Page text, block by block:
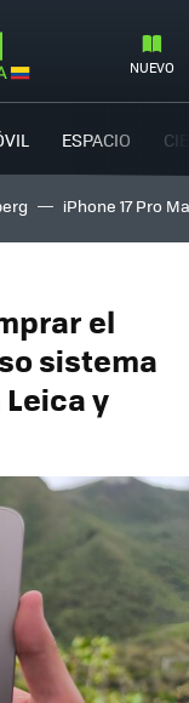
NUEVO
ESPACIO
iPhone 17 Pro
el
sistema
y